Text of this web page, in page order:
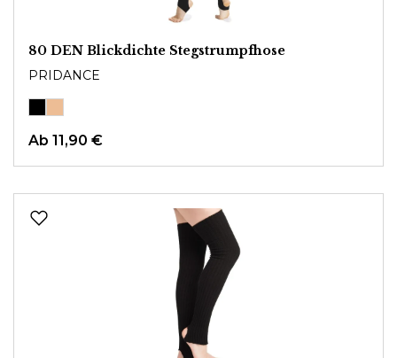
80 DEN Blickdichte Stegstrumpfhose
PRIDANCE
Ab 11,90 €